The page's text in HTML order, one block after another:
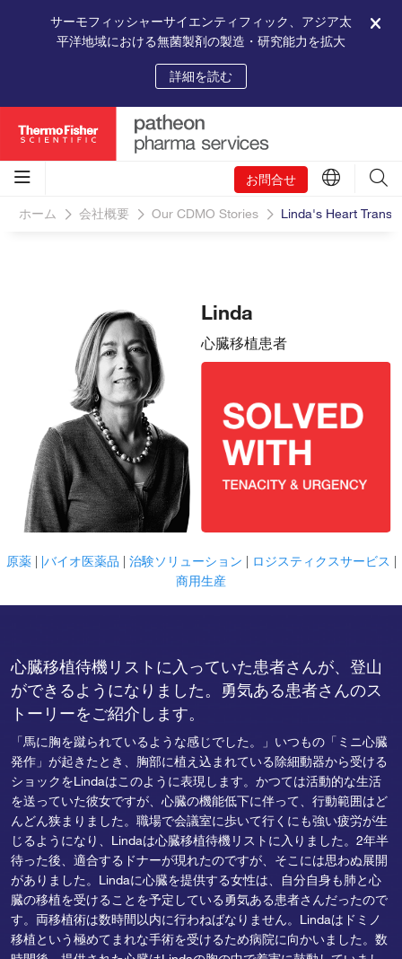
サーモフィッシャーサイエンティフィック、アジア太
平洋地域における無菌製剤の製造・研究能力を拡大
詳細を読む
お問合せ
ホーム 会社概要 Our CDMO Stories Linda's Heart
Linda
心臓移植患者
原薬| |バイオ医薬品 | 治験ソリューション | ロジスティクスサービス |
商用生産
心臓移植待機リストに入っていた患者さんが、登山
ができるようになりました。勇気ある患者さんのス
トーリーをご紹介します。
「馬に胸を蹴られているような感じでした。」いつもの「ミニ心臓
発作」が起きたとき、胸部に植え込まれている除細動器から受ける
ショックをLindaはこのように表現します。かつては活動的な生活
を送っていた彼女ですが、心臓の機能低下に伴って、行動範囲はど
んどん狭まりました。職場で会議室に歩いて行くにも強い疲労が生
じるようになり、Lindaは心臓移植待機リストに入りました。2年半
待った後、適合するドナーが現れたのですが、そこには思わぬ展開
がありました。Lindaに心臓を提供する女性は、自分自身も肺と心
臓の移植を受けることを予定している勇気ある患者さんだったので
す。両移植術は数時間以内に行わねばなりません。Lindaはドミノ
移植という極めてまれな手術を受けるため病院に向かいました。数